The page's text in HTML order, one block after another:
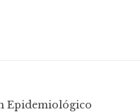
Epidemiológico